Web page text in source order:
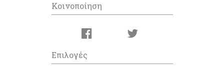
Κοινοποίηση
Επιλογές